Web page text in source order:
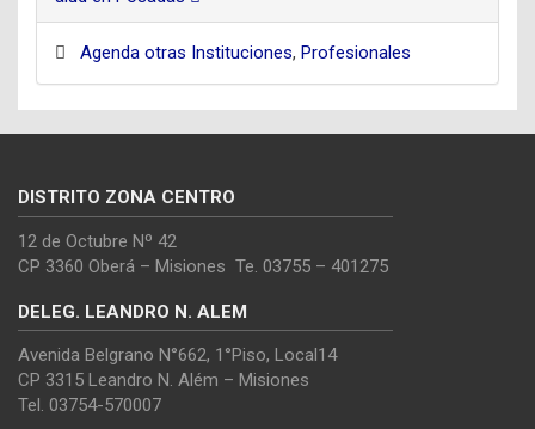
Agenda otras Instituciones, Profesionales
DISTRITO ZONA CENTRO
12 de Octubre Nº 42
CP 3360 Oberá – Misiones Te. 03755 – 401275
DELEG. LEANDRO N. ALEM
Avenida Belgrano N°662, 1°Piso, Local14
CP 3315 Leandro N. Além – Misiones
Tel. 03754-570007